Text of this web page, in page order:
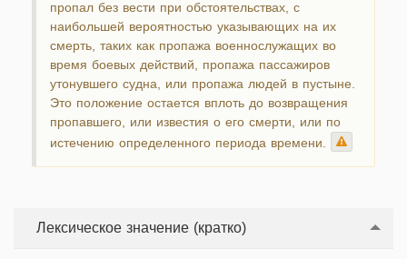
пропал без вести при обстоятельствах, с
наибольшей вероятностью указывающих на их
смерть, таких как пропажа военнослужащих во
время боевых действий, пропажа пассажиров
утонувшего судна, или пропажа людей в пустыне.
Это положение остается вплоть до возвращения
пропавшего, или известия о его смерти, или по
истечению определенного периода времени.
Лексическое значение (кратко)